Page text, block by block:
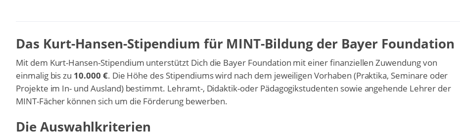
Das Kurt-Hansen-Stipendium für MINT-Bildung der Bayer Foundation
Mit dem Kurt-Hansen-Stipendium unterstützt Dich die Bayer Foundation mit einer finanziellen Zuwendung von
einmalig bis zu 10.000 €. Die Höhe des Stipendiums wird nach dem jeweiligen Vorhaben (Praktika, Seminare oder
Projekte im In- und Ausland) bestimmt. Lehramt-, Didaktik-oder Pädagogikstudenten sowie angehende Lehrer der
MINT-Fächer können sich um die Förderung bewerben.
Die Auswahlkriterien